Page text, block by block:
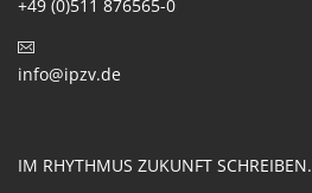
+49 (0)511 876565-0
info@ipzv.de
IM RHYTHMUS ZUKUNFT SCHREIBEN.